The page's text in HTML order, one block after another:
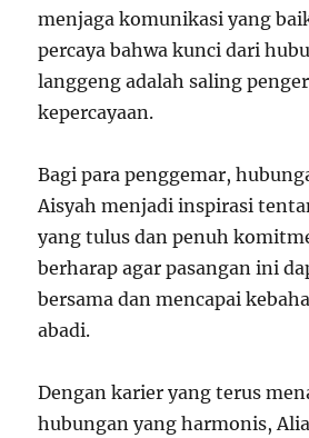
menjaga komunikasi yang
percaya bahwa kunci dari
langgeng adalah saling
kepercayaan.
Bagi para penggemar,
Aisyah menjadi inspirasi
yang tulus dan penuh
berharap agar pasangan ini
bersama dan mencapai
abadi.
Dengan karier yang terus
hubungan yang harmonis,